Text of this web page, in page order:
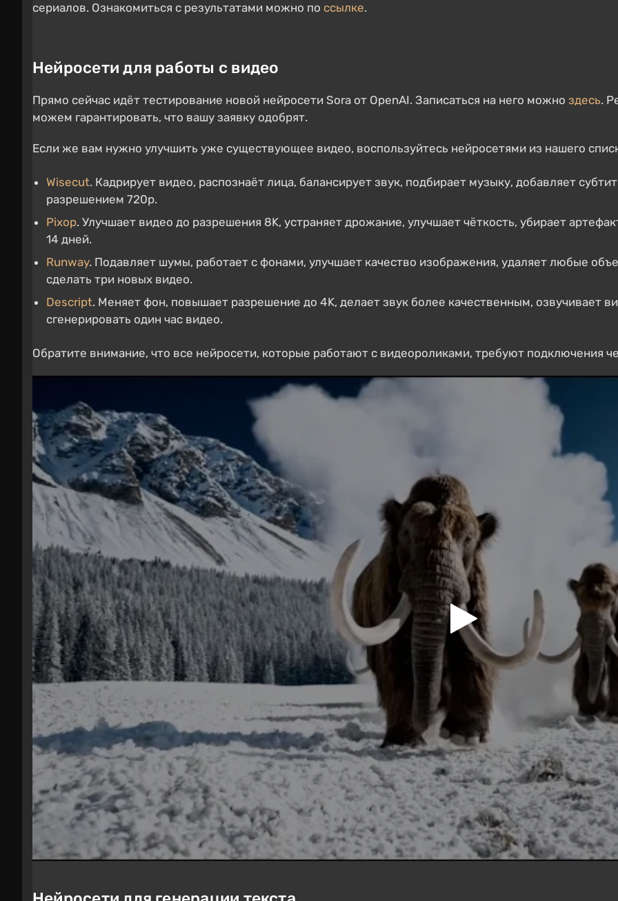
сериалов. Ознакомиться с результатами можно по ссылке.
Нейросети для работы с видео
Прямо сейчас идёт тестирование новой нейросети Sora от OpenAI. Записаться на него можно здесь.
можем гарантировать, что вашу заявку одобрят.
Если же вам нужно улучшить уже существующее видео, воспользуйтесь нейросетями из нашего
Wisecut. Кадрирует видео, распознаёт лица, балансирует звук, подбирает музыку, добавляет
разрешением 720p.
Pixop. Улучшает видео до разрешения 8K, устраняет дрожание, улучшает чёткость, убирает
14 дней.
Runway. Подавляет шумы, работает с фонами, улучшает качество изображения, удаляет любые
сделать три новых видео.
Descript. Меняет фон, повышает разрешение до 4K, делает звук более качественным, озвучивает
сгенерировать один час видео.
Обратите внимание, что все нейросети, которые работают с видеороликами, требуют подключения